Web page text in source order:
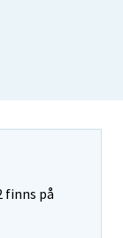
finns på